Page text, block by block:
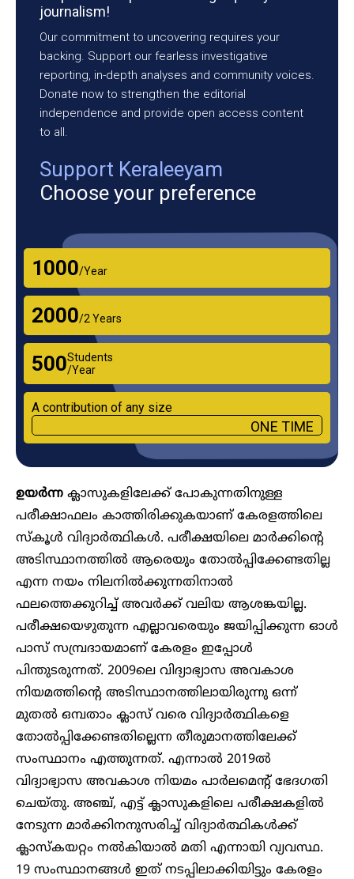
journalism!
Our commitment to uncovering requires your
backing. Support our fearless investigative
reporting, in-depth analyses and community voices.
Donate now to strengthen the editorial
independence and provide open access content
to all.
Support Keraleeyam
Choose your preference
₹1000/Year
₹2000/2 Years
₹500Students
/Year
A contribution of any size
ONE TIME
ഉയർന്ന ക്ലാസുകളിലേക്ക് പോകുന്നതിനുള്ള
പരീക്ഷാഫലം കാത്തിരിക്കുകയാണ് കേരളത്തിലെ
സ്കൂൾ വിദ്യാർത്ഥികൾ. പരീക്ഷയിലെ മാർക്കിന്റെ
അടിസ്ഥാനത്തിൽ ആരെയും തോൽപ്പിക്കേണ്ടതില്ല
എന്ന നയം നിലനിൽക്കുന്നതിനാൽ
ഫലത്തെക്കുറിച്ച് അവർക്ക് വലിയ ആശങ്കയില്ല.
പരീക്ഷയെഴുതുന്ന എല്ലാവരെയും ജയിപ്പിക്കുന്ന ഓൾ
പാസ് സമ്പ്രദായമാണ് കേരളം ഇപ്പോൾ
പിന്തുടരുന്നത്. 2009ലെ വിദ്യാഭ്യാസ അവകാശ
നിയമത്തിന്റെ അടിസ്ഥാനത്തിലായിരുന്നു ഒന്ന്
മുതൽ ഒമ്പതാം ക്ലാസ്‌ വരെ വിദ്യാർത്ഥികളെ
തോൽപ്പിക്കേണ്ടതില്ലെന്ന തീരുമാനത്തിലേക്ക്
സംസ്ഥാനം എത്തുന്നത്. എന്നാൽ 2019ൽ
വിദ്യാഭ്യാസ അവകാശ നിയമം പാർലമെന്റ് ഭേദഗതി
ചെയ്തു. അഞ്ച്, എട്ട് ക്ലാസുകളിലെ പരീക്ഷകളിൽ
നേടുന്ന മാർക്കിനനുസരിച്ച് വിദ്യാർത്ഥികൾക്ക്
ക്ലാസ്കയറ്റം നൽകിയാൽ മതി എന്നായി വ്യവസ്ഥ.
19 സംസ്ഥാനങ്ങൾ ഇത് നടപ്പിലാക്കിയിട്ടും കേരളം